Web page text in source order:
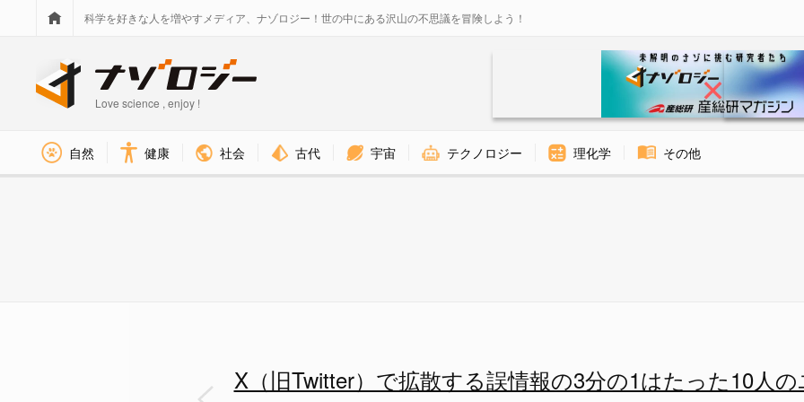
科学を好きな人を増やすメディア、ナゾロジー！世の中にある沢山の不思議を冒険しよう！
Love science , enjoy !
自然 健康 社会 古代 宇宙 テクノロジー 理化学 その他
X（旧Twitter）で拡散する誤情報の3分の1はたった10人